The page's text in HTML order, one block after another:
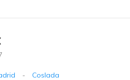
- Coslada